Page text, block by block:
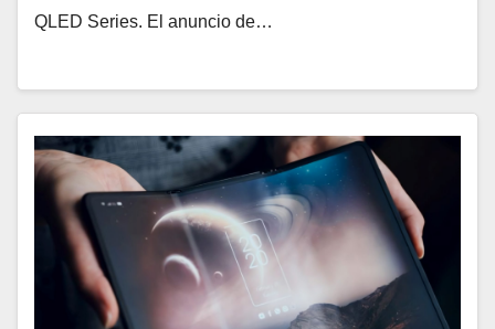
QLED Series. El anuncio de…